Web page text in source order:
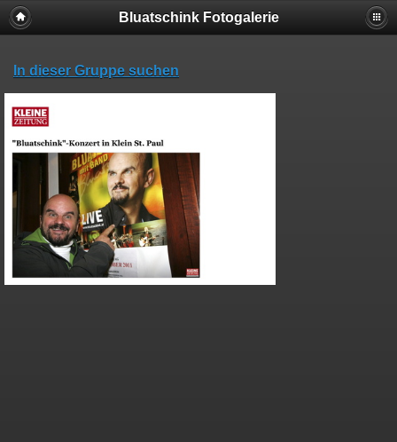
Bluatschink Fotogalerie
In dieser Gruppe suchen